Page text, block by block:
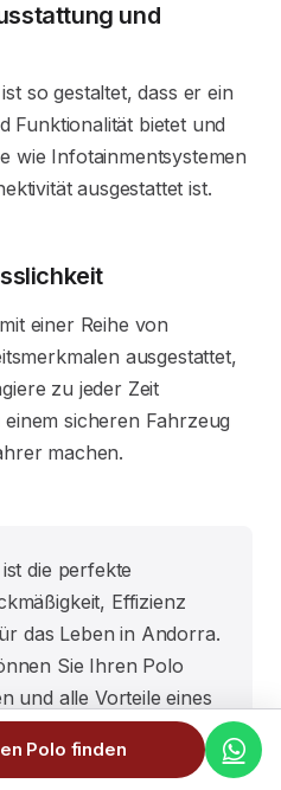
und
so gestaltet, dass er ein
Funktionalität bietet und
wie Infotainmentsystemen
ausgestattet ist.
einer Reihe von
ausgestattet,
zu jeder Zeit
sicheren Fahrzeug
machen.
die perfekte
Effizienz
das Leben in Andorra.
Sie Ihren Polo
und alle Vorteile eines
Fahrzeugs
Polo finden